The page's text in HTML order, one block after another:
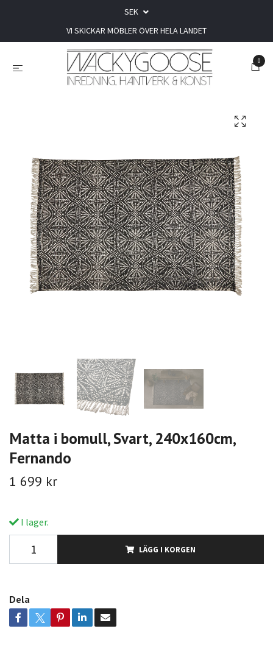
SEK
VI SKICKAR MÖBLER ÖVER HELA LANDET
0
Matta i bomull, Svart, 240x160cm,
Fernando
1 699 kr
I lager.
LÄGG I KORGEN
Dela